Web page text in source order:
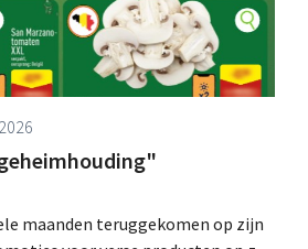
maanden teruggekomen op zijn